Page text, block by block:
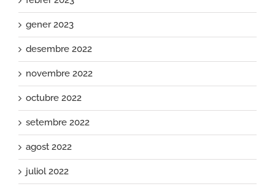
gener 2023
desembre 2022
novembre 2022
octubre 2022
setembre 2022
agost 2022
juliol 2022